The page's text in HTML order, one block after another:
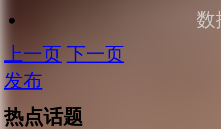
数
上一页 下一页
发布
热点话题